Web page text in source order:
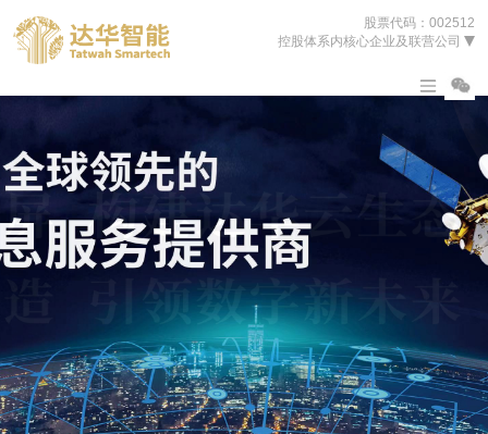
股票代码：002512
控股体系内核心企业及联营公司